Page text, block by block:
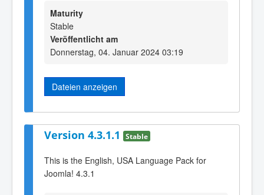
Maturity
Stable
Veröffentlicht am
Donnerstag, 04. Januar 2024 03:19
Dateien anzeigen
Version 4.3.1.1 Stable
This is the English, USA Language Pack for
Joomla! 4.3.1